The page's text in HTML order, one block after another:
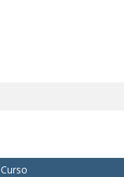
Curso